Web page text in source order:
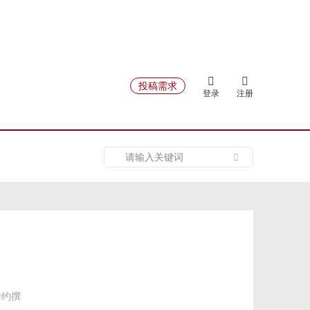
投稿需求
登录 注册
撰